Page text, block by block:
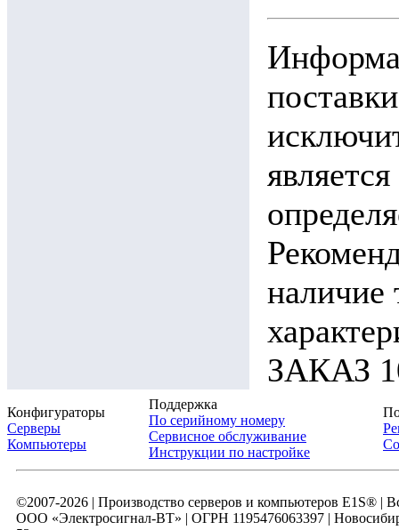
наличие
ЗАКАЗ
Конфигураторы
Серверы
Компьютеры
Поддержка
По серийному номеру
Сервисное обслуживание
Инструкции по настройке
©2007-2026 | Производство серверов и компьютеров E1S® |
ООО «Электросигнал-ВТ» | ОГРН 1195476063397 |